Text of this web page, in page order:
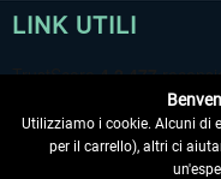
LINK UTILI
Utilizziamo i cookie. Alcuni di
per il carrello), altri ci